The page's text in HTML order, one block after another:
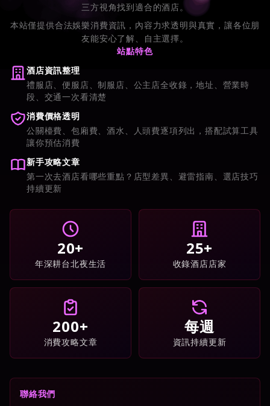
三方視角找到適合的酒店。
本站僅提供合法娛樂消費資訊，內容力求透明與真實，讓各位朋
友能安心了解、自主選擇。
站點特色
酒店資訊整理
禮服店、便服店、制服店、公主店全收錄，地址、營業時
段、交通一次看清楚
消費價格透明
公關檯費、包廂費、酒水、人頭費逐項列出，搭配試算工具
讓你預估消費
新手攻略文章
第一次去酒店看哪些重點？店型差異、避雷指南、選店技巧
持續更新
20+
年深耕台北夜生活
25+
收錄酒店店家
200+
消費攻略文章
每週
資訊持續更新
聯絡我們